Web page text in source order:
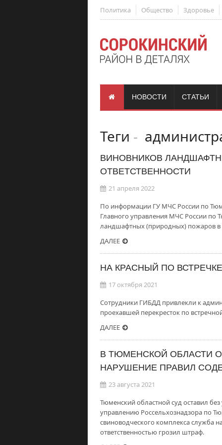
Политика Общество Здоровье
НОВОСТИ СТАТЬИ
Теги -
ВИНОВНИКОВ
ОТВЕТСТВЕННОСТИ
21 апреля 2022
По информации ГУ МЧС России по
Главного управления МЧС России по
ландшафтных (природных) пожаров
ДАЛЕЕ
НА КРАСНЫЙ ПО ВСТРЕЧКЕ
17 октября 2021
Сотрудники ГИБДД привлекли к
проехавшей перекресток по
ДАЛЕЕ
В ТЮМЕНСКОЙ ОБЛАСТИ
НАРУШЕНИЕ ПРАВИЛ
23 августа 2021
Тюменский областной суд оставил
управлению Россельхознадзора по
свиноводческого комплекса служба
ответственностью грозил штраф.